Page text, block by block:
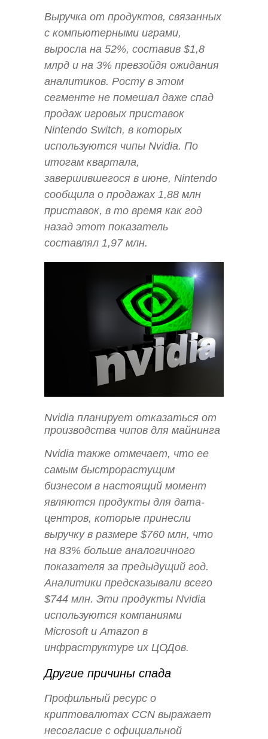
Выручка от продуктов, связанных
с компьютерными играми,
выросла на 52%, составив $1,8
млрд и на 3% превзойдя ожидания
аналитиков. Росту в этом
сегменте не помешал даже спад
продаж игровых приставок
Nintendo Switch, в которых
используются чипы Nvidia. По
итогам квартала,
завершившегося в июне, Nintendo
сообщила о продажах 1,88 млн
приставок, в то время как год
назад этот показатель
составлял 1,97 млн.
Nvidia планирует отказаться от
производства чипов для майнинга
Nvidia также отмечает, что ее
самым быстрорастущим
бизнесом в настоящий момент
являются продукты для дата-
центров, которые принесли
выручку в размере $760 млн, что
на 83% больше аналогичного
показателя за предыдущий год.
Аналитики предсказывали всего
$744 млн. Эти продукты Nvidia
используются компаниями
Microsoft и Amazon в
инфраструктуре их ЦОДов.
Другие причины спада
Профильный ресурс о
криптовалютах CCN выражает
несогласие с официальной